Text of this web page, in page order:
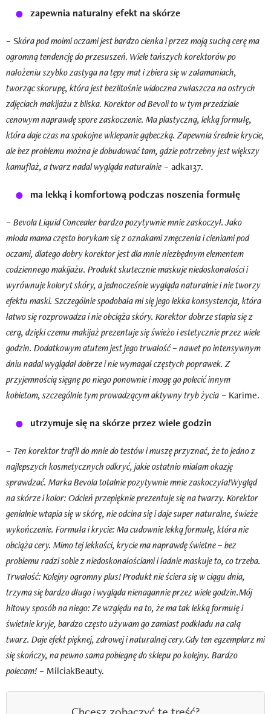
zapewnia naturalny efekt na skórze
– Skóra pod moimi oczami jest bardzo cienka i przez moją suchą cerę ma
ogromną tendencję do przesuszeń. Wiele tańszych korektorów po
nałożeniu szybko zastyga na tępy mat i zbiera się w załamaniach,
tworząc skorupę, która jest bezlitośnie widoczna zwłaszcza na ostrych
zdjęciach makijażu z bliska. Korektor od Bevoli to w tym przedziale
cenowym naprawdę spore zaskoczenie. Ma plastyczną, lekką formułę,
która daje czas na spokojne wklepanie gąbeczką. Zapewnia średnie krycie,
ale bez problemu można je dobudować tam, gdzie potrzebny jest większy
kamuflaż, a twarz nadal wygląda naturalnie – adka137.
ma lekką i komfortową podczas noszenia formułę
– Bevola Liquid Concealer bardzo pozytywnie mnie zaskoczył. Jako
młoda mama często borykam się z oznakami zmęczenia i cieniami pod
oczami, dlatego dobry korektor jest dla mnie niezbędnym elementem
codziennego makijażu. Produkt skutecznie maskuje niedoskonałości i
wyrównuje koloryt skóry, a jednocześnie wygląda naturalnie i nie tworzy
efektu maski. Szczególnie spodobała mi się jego lekka konsystencja, która
łatwo się rozprowadza i nie obciąża skóry. Korektor dobrze stapia się z
cerą, dzięki czemu makijaż prezentuje się świeżo i estetycznie przez wiele
godzin. Dodatkowym atutem jest jego trwałość – nawet po intensywnym
dniu nadal wyglądał dobrze i nie wymagał częstych poprawek. Z
przyjemnością sięgnę po niego ponownie i mogę go polecić innym
kobietom, szczególnie tym prowadzącym aktywny tryb życia – Karime.
utrzymuje się na skórze przez wiele godzin
– Ten korektor trafił do mnie do testów i muszę przyznać, że to jedno z
najlepszych kosmetycznych odkryć, jakie ostatnio miałam okazję
sprawdzać. Marka Bevola totalnie pozytywnie mnie zaskoczyła!​Wygląd
na skórze i kolor: Odcień przepięknie prezentuje się na twarzy. Korektor
genialnie wtapia się w skórę, nie odcina się i daje super naturalne, świeże
wykończenie. ​Formuła i krycie: Ma cudownie lekką formułę, która nie
obciąża cery. Mimo tej lekkości, krycie ma naprawdę świetne – bez
problemu radzi sobie z niedoskonałościami i ładnie maskuje to, co trzeba. ​
Trwałość: Kolejny ogromny plus! Produkt nie ściera się w ciągu dnia,
trzyma się bardzo długo i wygląda nienagannie przez wiele godzin.​Mój
hitowy sposób na niego: Ze względu na to, że ma tak lekką formułę i
świetnie kryje, bardzo często używam go zamiast podkładu na całą
twarz. Daje efekt pięknej, zdrowej i naturalnej cery.​Gdy ten egzemplarz mi
się skończy, na pewno sama pobiegnę do sklepu po kolejny. Bardzo
polecam! – MilciakBeauty.